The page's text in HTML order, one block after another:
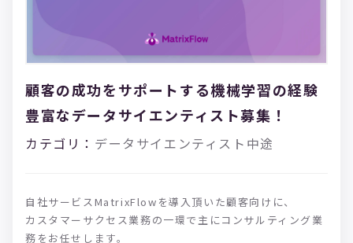
顧客の成功をサポートする機械学習の経験
豊富なデータサイエンティスト募集！
カテゴリ： データサイエンティスト 中途
自社サービスMatrixFlowを導入頂いた顧客向けに、
カスタマーサクセス業務の一環で主にコンサルティング業
務をお任せします。